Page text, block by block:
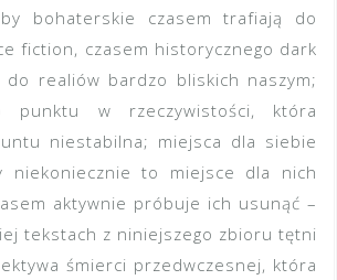
bohaterskie czasem trafiają do
fiction, czasem historycznego dark
do realiów bardzo bliskich naszym;
punktu w rzeczywistości, która
niestabilna; miejsca dla siebie
niekoniecznie to miejsce dla nich
aktywnie próbuje ich usunąć –
tekstach z niniejszego zbioru tętni
śmierci przedwczesnej, która